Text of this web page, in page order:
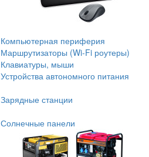
Компьютерная периферия
Маршрутизаторы (Wi-Fi роутеры)
Клавиатуры, мыши
Устройства автономного питания
Зарядные станции
Солнечные панели